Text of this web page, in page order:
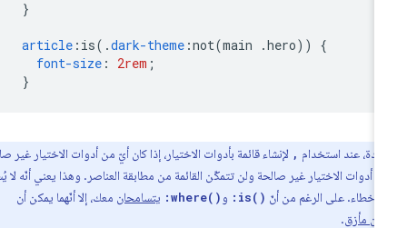
article: is(.dark-theme:not(main .hero ))
font-size: 2rem
عند استخدام,لإنشاء قائمة بأدوات الاختيار، إذا كان أيّ من أدوات الاختيار غير صالحة،
أدوات الاختيار غير صالحة ولن تتمكّن القائمة من مطابقة العناصر. وهذا يعني أنّه لا يُسمح
أخطاء. على الرغم من أنّ:is()و:where() يتسامحانمعك، إلا أنّهما يمكن أن
مأزق .